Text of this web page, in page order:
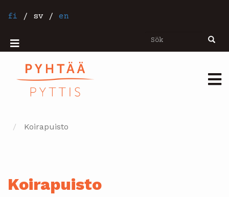
tillfi / sv / en
Sök Sök
Mobiilivalikko
Koirapuisto
Koirapuisto